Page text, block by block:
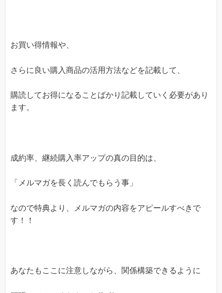
お買い得情報や、
さらに良い購入商品の活用方法などを記載して、
購読してお得になることばかり記載していく必要があり
ます。
成約率、継続購入率アップの真の目的は、
「メルマガを長く読んでもらう事」
なので特典より、メルマガの内容をアピールすべきで
す！！
あなたもここに注意しながら、関係構築できるように